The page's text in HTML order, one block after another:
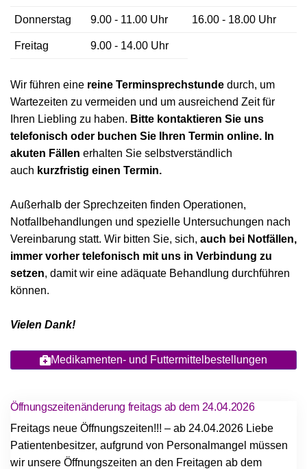
Donnerstag 9.00 - 11.00 Uhr 16.00 - 18.00 Uhr
Freitag 9.00 - 14.00 Uhr
Wir führen eine reine Terminsprechstunde durch, um
Wartezeiten zu vermeiden und um ausreichend Zeit für
Ihren Liebling zu haben. Bitte kontaktieren Sie uns
telefonisch oder buchen Sie Ihren Termin online. In
akuten Fällen erhalten Sie selbstverständlich
auch kurzfristig einen Termin.
Außerhalb der Sprechzeiten finden Operationen,
Notfallbehandlungen und spezielle Untersuchungen nach
Vereinbarung statt. Wir bitten Sie, sich, auch bei Notfällen,
immer vorher telefonisch mit uns in Verbindung zu
setzen, damit wir eine adäquate Behandlung durchführen
können.
Vielen Dank!
Medikamenten- und Futtermittelbestellungen
Öffnungszeitenänderung freitags ab dem 24.04.2026
Freitags neue Öffnungszeiten!!! – ab 24.04.2026 Liebe
Patientenbesitzer, aufgrund von Personalmangel müssen
wir unsere Öffnungszeiten an den Freitagen ab dem